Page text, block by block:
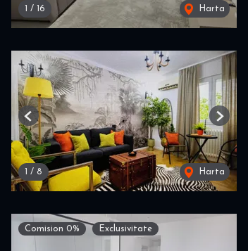
1 / 16 Harta
1 / 8 Harta
Previous Next
Comision 0% Exclusivitate